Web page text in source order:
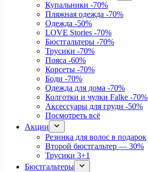
Купальники -70%
Пляжная одежда -70%
Одежда -50%
LOVE Stories -70%
Бюстгальтеры -70%
Трусики -70%
Пояса -60%
Корсеты -70%
Боди -70%
Одежда для дома -70%
Колготки и чулки Falke -70%
Аксессуары для груди -50%
Посмотреть всё
Акции
Резинка для волос в подарок
Второй бюстгальтер — 30%
Трусики 3+1
Бюстгальтеры